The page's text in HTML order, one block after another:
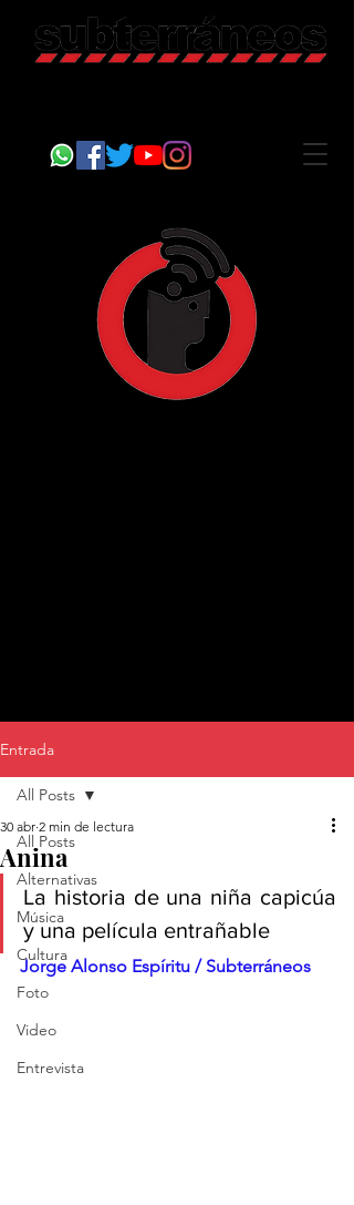
Entrada
All Posts
Alternativas
Música
Cultura
Foto
Video
Entrevista
All Posts
Anina
30 abr 2 min de lectura
La historia de una niña capicúa
y una película entrañable
Jorge Alonso Espíritu / Subterráneos